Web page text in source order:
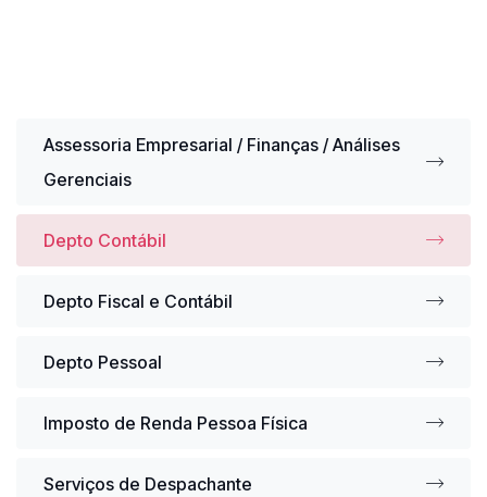
Assessoria Empresarial / Finanças / Análises
Gerenciais
Depto Contábil
Depto Fiscal e Contábil
Depto Pessoal
Imposto de Renda Pessoa Física
Serviços de Despachante